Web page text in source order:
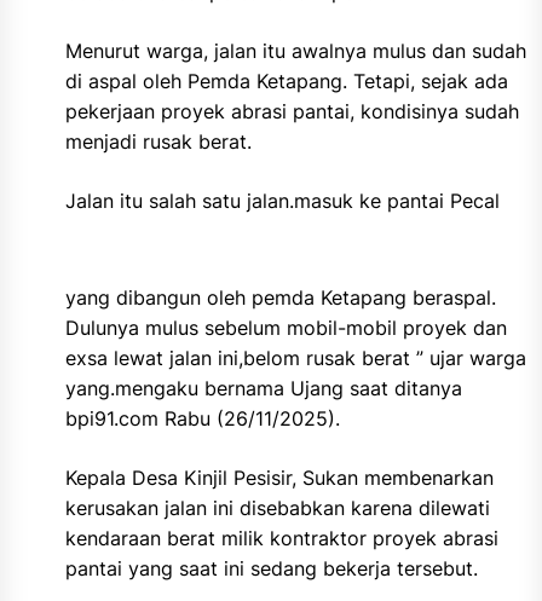
Menurut warga, jalan itu awalnya mulus dan sudah
di aspal oleh Pemda Ketapang. Tetapi, sejak ada
pekerjaan proyek abrasi pantai, kondisinya sudah
menjadi rusak berat.
Jalan itu salah satu jalan.masuk ke pantai Pecal
yang dibangun oleh pemda Ketapang beraspal.
Dulunya mulus sebelum mobil-mobil proyek dan
exsa lewat jalan ini,belom rusak berat ” ujar warga
yang.mengaku bernama Ujang saat ditanya
bpi91.com Rabu (26/11/2025).
Kepala Desa Kinjil Pesisir, Sukan membenarkan
kerusakan jalan ini disebabkan karena dilewati
kendaraan berat milik kontraktor proyek abrasi
pantai yang saat ini sedang bekerja tersebut.